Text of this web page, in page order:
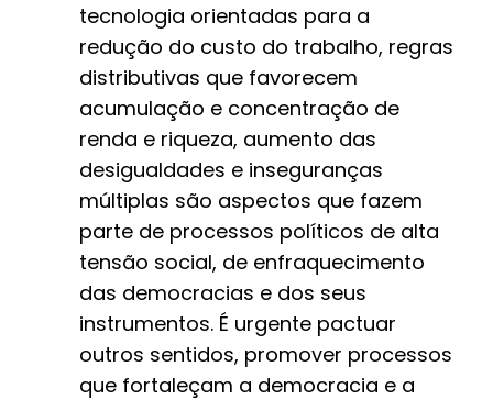
tecnologia orientadas para a
redução do custo do trabalho, regras
distributivas que favorecem
acumulação e concentração de
renda e riqueza, aumento das
desigualdades e inseguranças
múltiplas são aspectos que fazem
parte de processos políticos de alta
tensão social, de enfraquecimento
das democracias e dos seus
instrumentos. É urgente pactuar
outros sentidos, promover processos
que fortaleçam a democracia e a